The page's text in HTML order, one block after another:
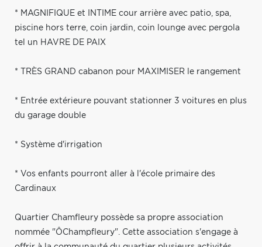
* MAGNIFIQUE et INTIME cour arrière avec patio, spa,
piscine hors terre, coin jardin, coin lounge avec pergola
tel un HAVRE DE PAIX
* TRÈS GRAND cabanon pour MAXIMISER le rangement
* Entrée extérieure pouvant stationner 3 voitures en plus
du garage double
* Système d'irrigation
* Vos enfants pourront aller à l'école primaire des
Cardinaux
Quartier Chamfleury possède sa propre association
nommée "ÔChampfleury". Cette association s'engage à